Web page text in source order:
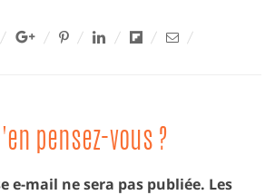
pensez-vous ?
e-mail ne sera pas publiée. Les